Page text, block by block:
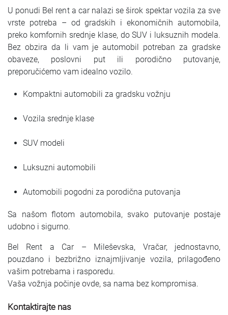
U ponudi Bel rent a car nalazi se širok spektar vozila za sve
vrste potreba – od gradskih i ekonomičnih automobila,
preko komfornih srednje klase, do SUV i luksuznih modela.
Bez obzira da li vam je automobil potreban za gradske
obaveze, poslovni put ili porodično putovanje,
preporučićemo vam idealno vozilo.
Kompaktni automobili za gradsku vožnju
Vozila srednje klase
SUV modeli
Luksuzni automobili
Automobili pogodni za porodična putovanja
Sa našom flotom automobila, svako putovanje postaje
udobno i sigurno.
Bel Rent a Car – Mileševska, Vračar, jednostavno,
pouzdano i bezbrižno iznajmljivanje vozila, prilagođeno
vašim potrebama i rasporedu.
Vaša vožnja počinje ovde, sa nama bez kompromisa.
Kontaktirajte nas